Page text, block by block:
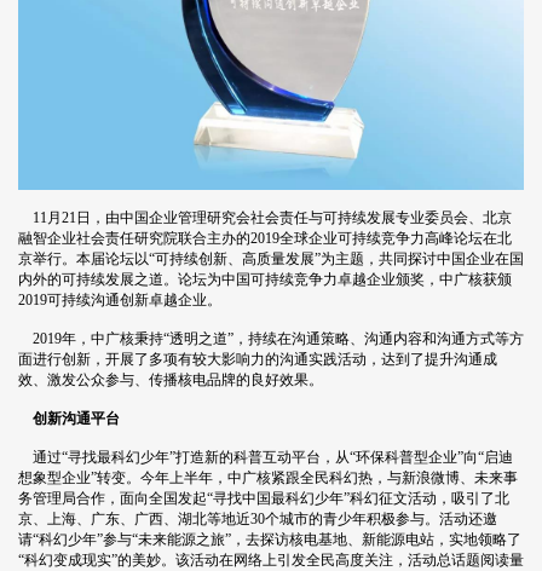
11月21日，由中国企业管理研究会社会责任与可持续发展专业委员会、北京
融智企业社会责任研究院联合主办的2019全球企业可持续竞争力高峰论坛在北
京举行。本届论坛以“可持续创新、高质量发展”为主题，共同探讨中国企业在国
内外的可持续发展之道。论坛为中国可持续竞争力卓越企业颁奖，中广核获颁
2019可持续沟通创新卓越企业。
2019年，中广核秉持“透明之道”，持续在沟通策略、沟通内容和沟通方式等方
面进行创新，开展了多项有较大影响力的沟通实践活动，达到了提升沟通成
效、激发公众参与、传播核电品牌的良好效果。
创新沟通平台
通过“寻找最科幻少年”打造新的科普互动平台，从“环保科普型企业”向“启迪
想象型企业”转变。今年上半年，中广核紧跟全民科幻热，与新浪微博、未来事
务管理局合作，面向全国发起“寻找中国最科幻少年”科幻征文活动，吸引了北
京、上海、广东、广西、湖北等地近30个城市的青少年积极参与。活动还邀
请“科幻少年”参与“未来能源之旅”，去探访核电基地、新能源电站，实地领略了
“科幻变成现实”的美妙。该活动在网络上引发全民高度关注，活动总话题阅读量